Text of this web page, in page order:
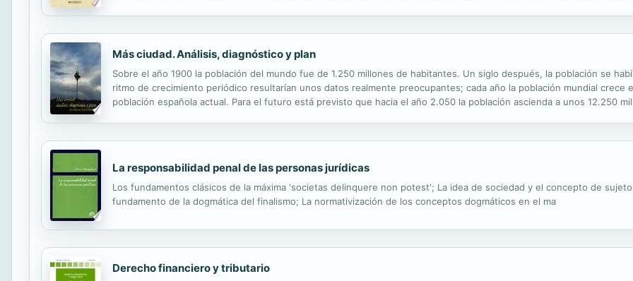
Más ciudad. Análisis, diagnóstico y plan
Sobre el año 1900 la población del mundo fue de 1.250 millones de habitantes. Un siglo después, la población se
ritmo de crecimiento periódico resultarían unos datos realmente preocupantes; cada año la población mundial crece
población española actual. Para el futuro está previsto que hacia el año 2.050 la población ascienda a unos 12.250
La responsabilidad penal de las personas jurídicas
Los fundamentos clásicos de la máxima 'societas delinquere non potest'; La idea de sociedad y el concepto de
fundamento de la dogmática del finalismo; La normativización de los conceptos dogmáticos en el ma
Derecho financiero y tributario